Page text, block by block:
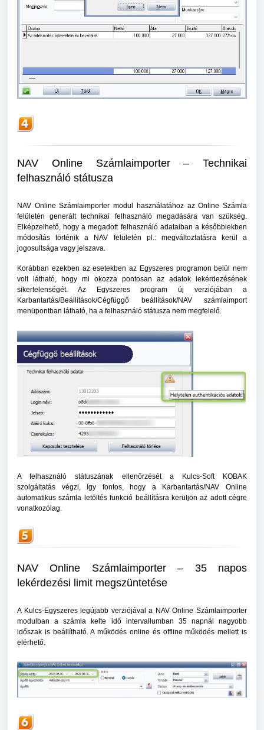
NAV Online Számlaimporter – Technikai
felhasználó státusza
NAV Online Számlaimporter modul használatához az Online Számla
felületén generált technikai felhasználó megadására van szükség.
Elképzelhető, hogy a megadott felhasználó adataiban a későbbiekben
módosítás történik a NAV felületén pl.: megváltoztatásra kerül a
jogosultsága vagy jelszava.
Korábban ezekben az esetekben az Egyszeres programon belül nem
volt látható, hogy mi okozza pontosan az adatok lekérdezésének
sikertelenségét. Az Egyszeres program új verziójában a
Karbantartás/Beállítások/Cégfüggő beállítások/NAV számlaimport
menüpontban látható, ha a felhasználó státusza nem megfelelő.
A felhasználó státuszának ellenőrzését a Kulcs-Soft KOBAK
szolgáltatás végzi, így fontos, hogy a Karbantartás/NAV Online
automatikus számla letöltés funkció beállításra kerüljön az adott cégre
vonatkozólag.
NAV Online Számlaimporter – 35 napos
lekérdezési limit megszüntetése
A Kulcs-Egyszeres legújabb verziójával a NAV Online Számlaimporter
modulban a számla kelte idő intervallumban 35 napnál nagyobb
időszak is beállítható. A működés online és offline működés mellett is
elérhető.